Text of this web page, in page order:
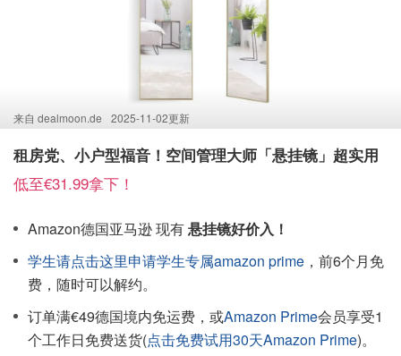
来自 dealmoon.de 2025-11-02更新
租房党、小户型福音！空间管理大师「悬挂镜」超实用
低至€31.99拿下！
Amazon德国亚马逊 现有悬挂镜好价入！
学生请点击这里申请学生专属amazon prime ，前6个月免
费，随时可以解约。
订单满€49德国境内免运费，或Amazon Prime会员享受1
个工作日免费送货(点击免费试用30天Amazon Prime)。